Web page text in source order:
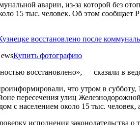
аварии, из-за которой без
15 тыс. человек. Об этом
Купить фотографию
восстановлено», — сказали в
что утром в
пересечения улиц
с населением около 15 тыс. человек,
исполнения законодательства о